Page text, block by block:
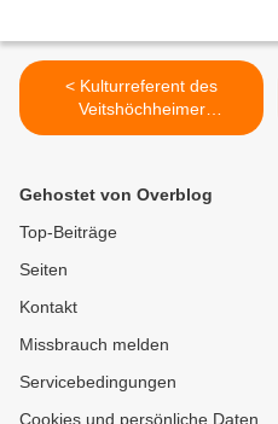
< Kulturreferent des
Veitshöchheimer
Gemeinderates: NIKOLAUS
Straße - Dazu auch die
Meinung von Marc Zenner
Gehostet von Overblog
Top-Beiträge
Seiten
Kontakt
Missbrauch melden
Servicebedingungen
Cookies und persönliche Daten